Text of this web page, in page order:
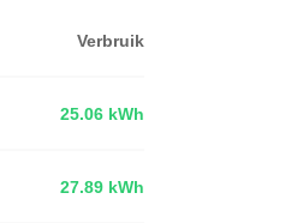
Verbruik
25.06 kWh
27.89 kWh